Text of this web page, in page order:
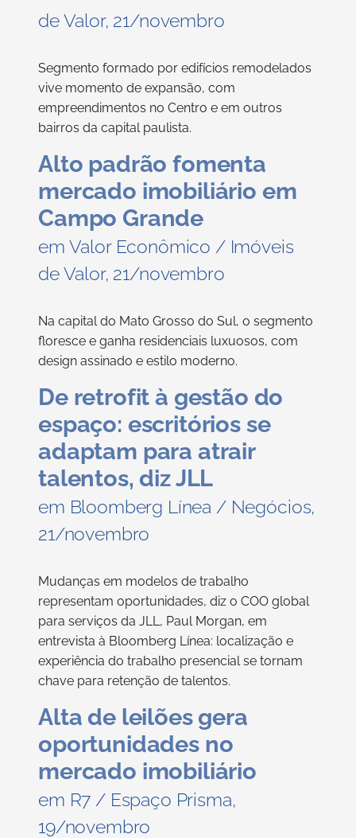
de Valor, 21/novembro
Segmento formado por edifícios remodelados
vive momento de expansão, com
empreendimentos no Centro e em outros
bairros da capital paulista.
Alto padrão fomenta
mercado imobiliário em
Campo Grande
em Valor Econômico / Imóveis
de Valor, 21/novembro
Na capital do Mato Grosso do Sul, o segmento
floresce e ganha residenciais luxuosos, com
design assinado e estilo moderno.
De retrofit à gestão do
espaço: escritórios se
adaptam para atrair
talentos, diz JLL
em Bloomberg Línea / Negócios,
21/novembro
Mudanças em modelos de trabalho
representam oportunidades, diz o COO global
para serviços da JLL, Paul Morgan, em
entrevista à Bloomberg Línea: localização e
experiência do trabalho presencial se tornam
chave para retenção de talentos.
Alta de leilões gera
oportunidades no
mercado imobiliário
em R7 / Espaço Prisma,
19/novembro